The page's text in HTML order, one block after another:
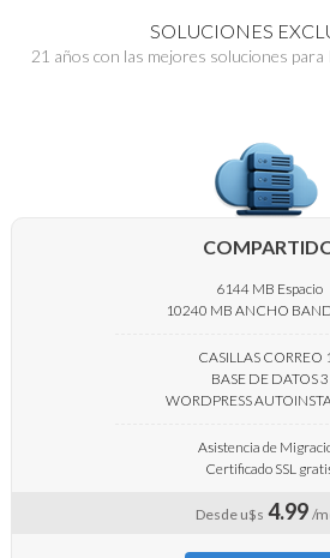
SOLUCIONES
21 años con las mejores soluciones para
6144 MB Espacio
10240 MB ANCHO
CASILLAS CORREO
BASE DE DATOS 3
WORDPRESS
Asistencia de
Certificado SSL
Desde u$s 4.99 /